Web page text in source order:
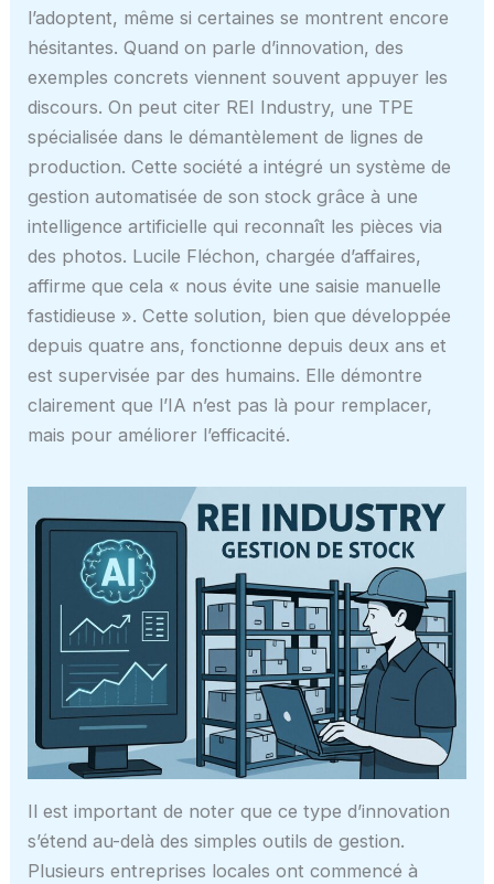
l’adoptent, même si certaines se montrent encore
hésitantes. Quand on parle d’innovation, des
exemples concrets viennent souvent appuyer les
discours. On peut citer REI Industry, une TPE
spécialisée dans le démantèlement de lignes de
production. Cette société a intégré un système de
gestion automatisée de son stock grâce à une
intelligence artificielle qui reconnaît les pièces via
des photos. Lucile Fléchon, chargée d’affaires,
affirme que cela « nous évite une saisie manuelle
fastidieuse ». Cette solution, bien que développée
depuis quatre ans, fonctionne depuis deux ans et
est supervisée par des humains. Elle démontre
clairement que l’IA n’est pas là pour remplacer,
mais pour améliorer l’efficacité.
Il est important de noter que ce type d’innovation
s’étend au-delà des simples outils de gestion.
Plusieurs entreprises locales ont commencé à